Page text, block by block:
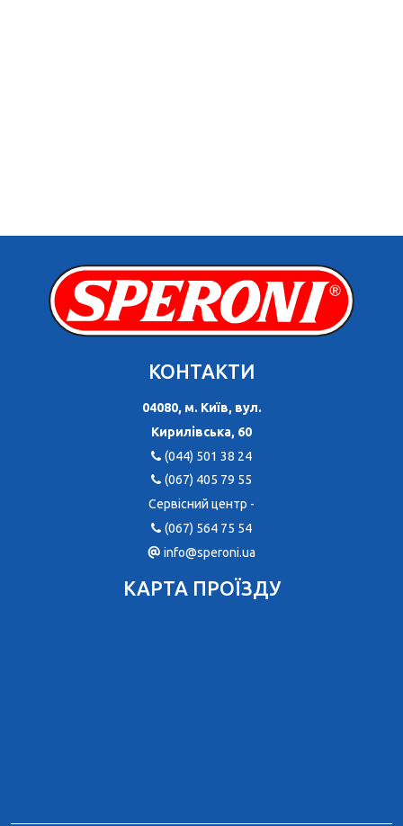
КОНТАКТИ
04080, м. Київ, вул.
Кирилівська, 60
(044) 501 38 24
(067) 405 79 55
Сервісний центр -
(067) 564 75 54
info@speroni.ua
КАРТА ПРОЇЗДУ